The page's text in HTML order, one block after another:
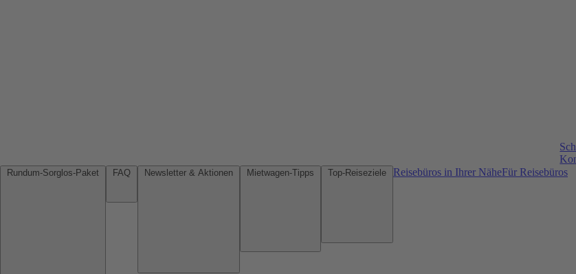
Reisebüros in Ihrer NäheFür Reisebüros